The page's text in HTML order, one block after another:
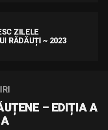
ZILELE
RĂDĂUȚI ~ 2023
– EDIȚIA A